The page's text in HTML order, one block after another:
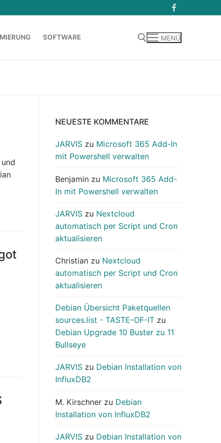
SOFTWARE MENÜ
NEUESTE KOMMENTARE
JARVIS zu Microsoft 365 Add-In
mit Powershell verwalten
Benjamin zu Microsoft 365 Add-
In mit Powershell verwalten
JARVIS zu Nextcloud
automatisch per Script und Cron
aktualisieren
Christian zu Nextcloud
automatisch per Script und Cron
aktualisieren
Debian Übersicht Paketquellen
sources.list - TASTE-OF-IT zu
Debian Upgrade 10 Buster zu 11
Bullseye
JARVIS zu Debian Installation von
InfluxDB2
M. Kirschner zu Debian
Installation von InfluxDB2
JARVIS zu Debian Installation von